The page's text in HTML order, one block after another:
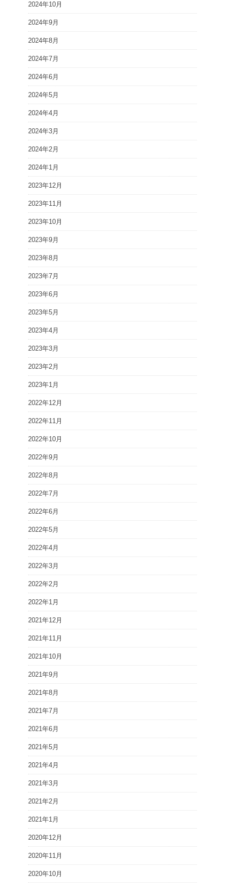
2024年10月
2024年9月
2024年8月
2024年7月
2024年6月
2024年5月
2024年4月
2024年3月
2024年2月
2024年1月
2023年12月
2023年11月
2023年10月
2023年9月
2023年8月
2023年7月
2023年6月
2023年5月
2023年4月
2023年3月
2023年2月
2023年1月
2022年12月
2022年11月
2022年10月
2022年9月
2022年8月
2022年7月
2022年6月
2022年5月
2022年4月
2022年3月
2022年2月
2022年1月
2021年12月
2021年11月
2021年10月
2021年9月
2021年8月
2021年7月
2021年6月
2021年5月
2021年4月
2021年3月
2021年2月
2021年1月
2020年12月
2020年11月
2020年10月